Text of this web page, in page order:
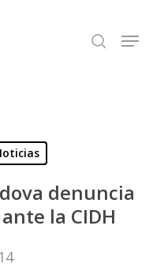
search
denuncia
la CIDH
Close